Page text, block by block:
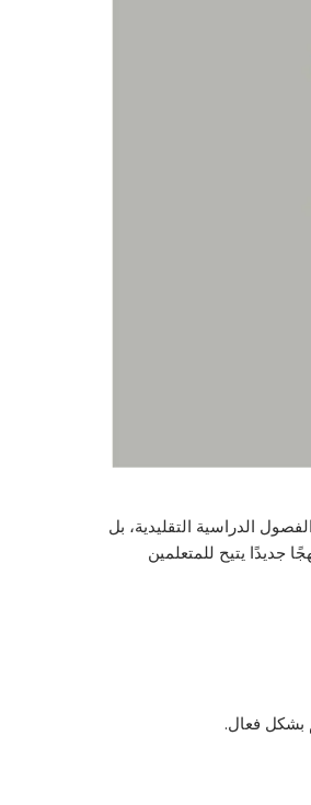
الدراسية التقليدية، بل
جديدًا يتيح للمتعلمين
بشكل فعال.